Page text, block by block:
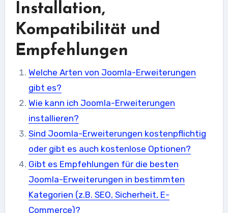
Installation,
Kompatibilität und
Empfehlungen
Welche Arten von Joomla-Erweiterungen
gibt es?
Wie kann ich Joomla-Erweiterungen
installieren?
Sind Joomla-Erweiterungen kostenpflichtig
oder gibt es auch kostenlose Optionen?
Gibt es Empfehlungen für die besten
Joomla-Erweiterungen in bestimmten
Kategorien (z.B. SEO, Sicherheit, E-
Commerce)?